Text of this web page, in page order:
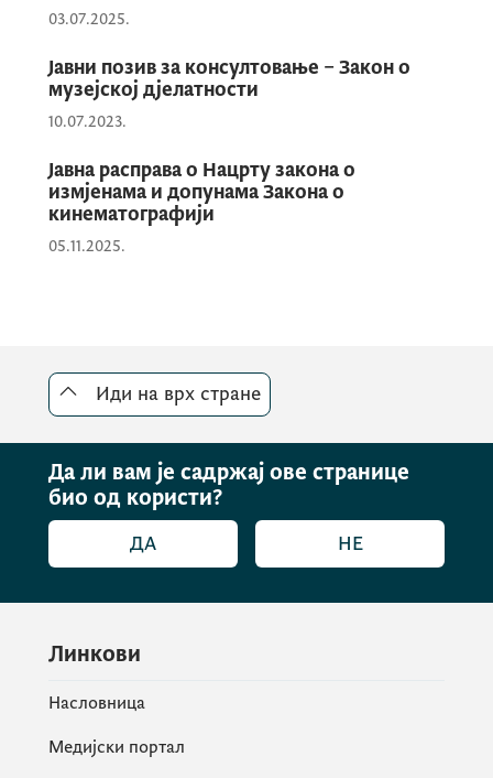
03.07.2025.
Јавни позив за консултовање – Закон о
музејској дјелатности
10.07.2023.
Јавна расправа о Нацрту закона о
измјенама и допунама Закона о
кинематографији
05.11.2025.
Иди на врх стране
Да ли вам је садржај ове странице
био од користи?
ДА НЕ
Линкови
Насловница
Медијски портал